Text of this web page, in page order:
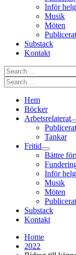
Inför
Musik
Möten
Publicerat
Substack
Kontakt
Search
for:
Search
for:
Hem
Böcker
Arbetsrelaterat
Tankar
Fritid
Bättre
Inför
Musik
Möten
Publicerat
Substack
Kontakt
Home
2022